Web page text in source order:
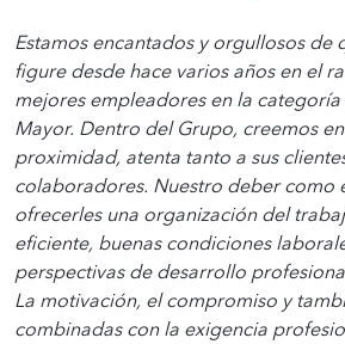
Estamos encantados y orgullosos de
figure desde hace varios años en el
mejores empleadores en la
Mayor. Dentro del Grupo, creemos
proximidad, atenta tanto a sus
colaboradores. Nuestro deber como
ofrecerles una organización del
eficiente, buenas condiciones
perspectivas de desarrollo
La motivación, el compromiso y
combinadas con la exigencia